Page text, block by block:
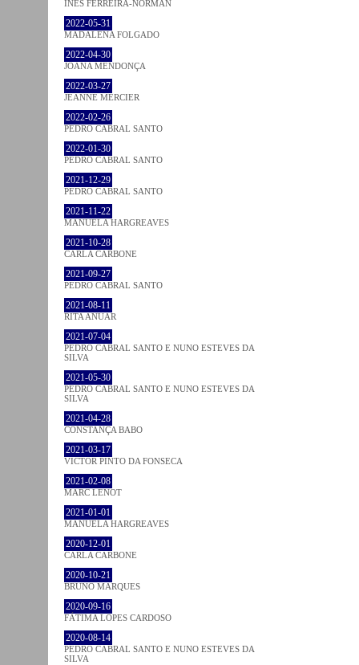
INÊS FERREIRA-NORMAN
2022-05-31
MADALENA FOLGADO
2022-04-30
JOANA MENDONÇA
2022-03-27
JEANNE MERCIER
2022-02-26
PEDRO CABRAL SANTO
2022-01-30
PEDRO CABRAL SANTO
2021-12-29
PEDRO CABRAL SANTO
2021-11-22
MANUELA HARGREAVES
2021-10-28
CARLA CARBONE
2021-09-27
PEDRO CABRAL SANTO
2021-08-11
RITA ANUAR
2021-07-04
PEDRO CABRAL SANTO E NUNO ESTEVES DA
SILVA
2021-05-30
PEDRO CABRAL SANTO E NUNO ESTEVES DA
SILVA
2021-04-28
CONSTANÇA BABO
2021-03-17
VICTOR PINTO DA FONSECA
2021-02-08
MARC LENOT
2021-01-01
MANUELA HARGREAVES
2020-12-01
CARLA CARBONE
2020-10-21
BRUNO MARQUES
2020-09-16
FÁTIMA LOPES CARDOSO
2020-08-14
PEDRO CABRAL SANTO E NUNO ESTEVES DA
SILVA